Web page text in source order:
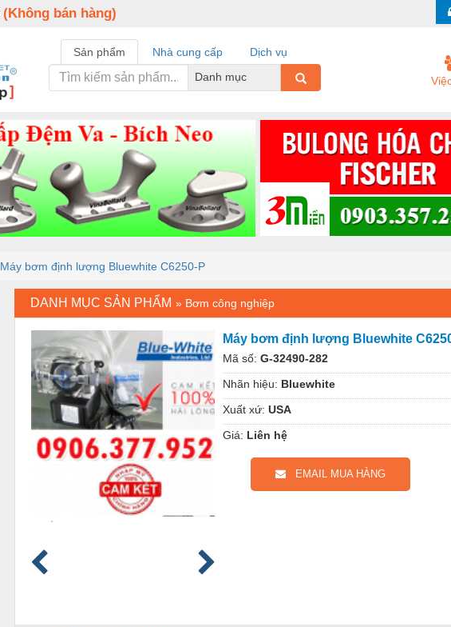
(Không bán hàng)
Sản phẩm Nhà cung cấp
Dịch vụ
Danh mục
Máy bơm định lượng Bluewhite C6250-P
DANH MỤC SẢN PHẨM » Bơm công nghiệp
Máy bơm định lượng Bluewhite
Mã số: G-32490-282
Nhãn hiệu: Bluewhite
Xuất xứ: USA
Giá: Liên hệ
EMAIL MUA HÀNG